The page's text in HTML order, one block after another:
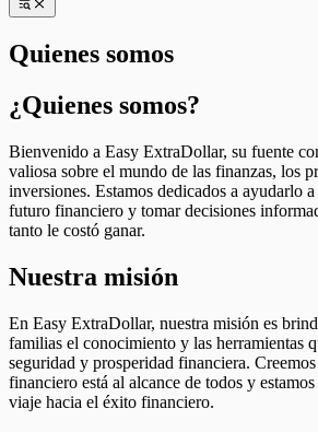
Quienes somos
¿Quienes somos?
Bienvenido a Easy ExtraDollar, su fuente
valiosa sobre el mundo de las finanzas, los
inversiones. Estamos dedicados a ayudarlo
futuro financiero y tomar decisiones
tanto le costó ganar.
Nuestra misión
En Easy ExtraDollar, nuestra misión es
familias el conocimiento y las herramientas
seguridad y prosperidad financiera.
financiero está al alcance de todos y
viaje hacia el éxito financiero.